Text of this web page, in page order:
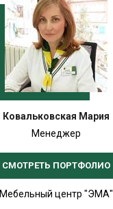
Ковальковская Мария
Менеджер
СМОТРЕТЬ ПОРТФОЛИО
Мебельный центр "ЭМА"